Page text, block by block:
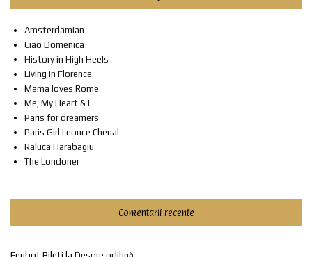
Amsterdamian
Ciao Domenica
History in High Heels
Living in Florence
Mama loves Rome
Me, My Heart & I
Paris for dreamers
Paris Girl Leonce Chenal
Raluca Harabagiu
The Londoner
Comentarii recente